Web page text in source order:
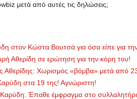
μετά από αυτές τις δηλώσεις;
στον Κώστα Βουτσά για όσα είπε για
Αθερίδη σε ερώτηση για την κόρη του!
Χωρισμός «βόμβα» μετά από
στα 19 της! Αγνώριστη!
Έπαθε έμφραγμα στο